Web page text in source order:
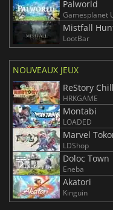
Palworld
Gamesplanet
Mistfall
LootBar
NOUVEAUX JEUX
ReStory
HRKGAME
Montabi
LOADED
Marvel
LDShop
Doloc Town
Eneba
Akatori
Kinguin